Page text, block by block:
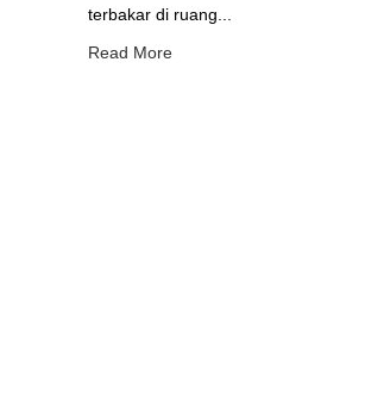
terbakar di ruang...
Read More